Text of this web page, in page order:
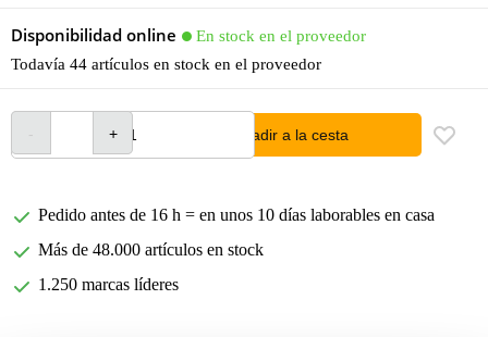
Disponibilidad online
En stock en el proveedor
Todavía 44 artículos en stock en el proveedor
añadir a la cesta
Pedido antes de 16 h = en unos 10 días laborables en casa
Más de 48.000 artículos en stock
1.250 marcas líderes